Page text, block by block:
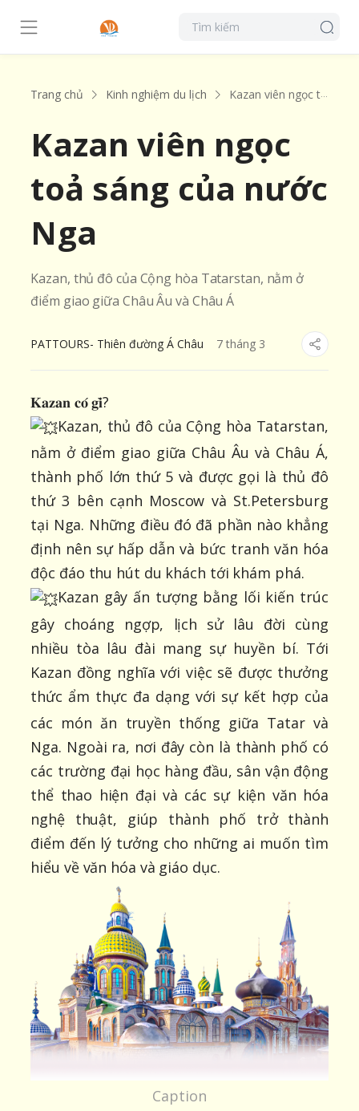
Trang chủ Kinh nghiệm du lịch Kazan viên ngọc toả sáng của nước Nga
Kazan viên ngọc
toả sáng của nước
Nga
Kazan, thủ đô của Cộng hòa Tatarstan, nằm ở
điểm giao giữa Châu Âu và Châu Á
PATTOURS- Thiên đường Á Châu 7 tháng 3
𝐊𝐚𝐳𝐚𝐧 𝐜𝐨́ 𝐠𝐢̀?
Kazan, thủ đô của Cộng hòa Tatarstan,
nằm ở điểm giao giữa Châu Âu và Châu Á,
thành phố lớn thứ 5 và được gọi là thủ đô
thứ 3 bên cạnh Moscow và St.Petersburg
tại Nga. Những điều đó đã phần nào khẳng
định nên sự hấp dẫn và bức tranh văn hóa
độc đáo thu hút du khách tới khám phá.
Kazan gây ấn tượng bằng lối kiến trúc
gây choáng ngợp, lịch sử lâu đời cùng
nhiều tòa lâu đài mang sự huyền bí. Tới
Kazan đồng nghĩa với việc sẽ được thưởng
thức ẩm thực đa dạng với sự kết hợp của
các món ăn truyền thống giữa Tatar và
Nga. Ngoài ra, nơi đây còn là thành phố có
các trường đại học hàng đầu, sân vận động
thể thao hiện đại và các sự kiện văn hóa
nghệ thuật, giúp thành phố trở thành
điểm đến lý tưởng cho những ai muốn tìm
hiểu về văn hóa và giáo dục.
Caption